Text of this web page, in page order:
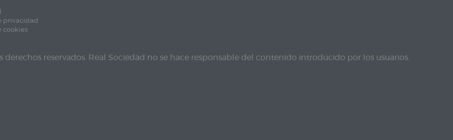
privacidad
cookies
derechos reservados. Real Sociedad no se hace responsable del contenido introducido por los usuarios.